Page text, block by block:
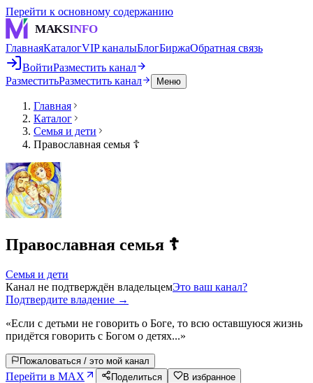
Перейти к основному содержанию
MAKSINFO
ГлавнаяКаталогVIP каналыБлогБиржаОбратная связь
ВойтиРазместить канал
РазместитьРазместить канал Меню
Главная
Каталог
Семья и дети
Православная семья ☦️
Православная семья ☦️
Семья и дети
Канал не подтверждён владельцемЭто ваш канал?
Подтвердите владение →
«Если с детьми не говорить о Боге, то всю оставшуюся жизнь
придётся говорить с Богом о детях...»
Пожаловаться / это мой канал
Перейти в MAX Поделиться В избранное